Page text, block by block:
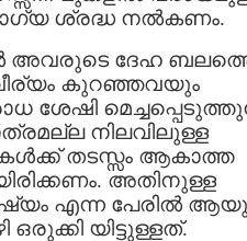
ശ്രദ്ധ നൽകണം.
അവരുടെ ദേഹ
വീര്യം കുറഞ്ഞവയും
ശേഷി
നിലവിലുള്ള
തടസ്സം ആകാത്ത
അതിനുള്ള
എന്ന പേരിൽ
യിട്ടുള്ളത്.